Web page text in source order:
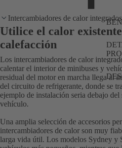
Intercambiadores de calor integrados
Utilice el calor
calefacción
Los intercambiadores de calor
calentar el interior de minibuses y
residual del motor en marcha llega al
del circuito de refrigerante, donde se
ejemplo de instalación seria debajo
vehículo.
Una amplia selección de accesorios
intercambiadores de calor son muy
larga vida útil. Los modelos Sydney y